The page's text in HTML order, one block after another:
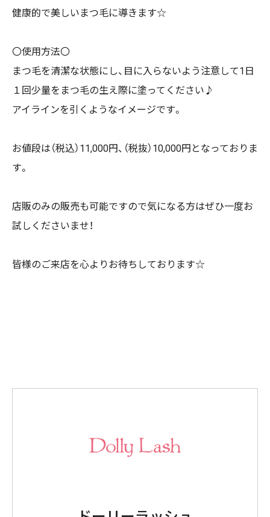
健康的で美しいまつ毛に導きます☆
〇使用方法〇
まつ毛を清潔な状態にし、目に入らないよう注意して1日
１回少量をまつ毛の生え際に塗ってください♪
アイラインを引くようなイメージです。
お値段は（税込）11,000円、（税抜）10,000円となっておりま
す。
店販のみの販売も可能ですので気になる方はぜひ一度お
試しくださいませ！
皆様のご来店を心よりお待ちしております☆